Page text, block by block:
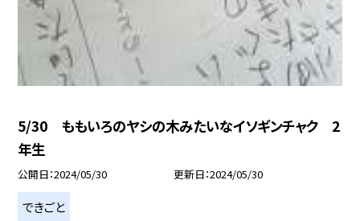
5/30 ももいろのヤシの木みたいなイソギンチャク 2
年生
公開日 2024/05/30 更新日 2024/05/30
できごと